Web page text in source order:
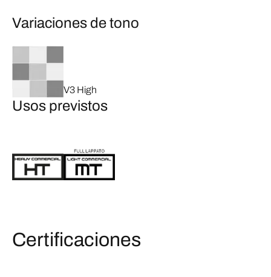
Variaciones de tono
V3 High
Usos previstos
Certificaciones